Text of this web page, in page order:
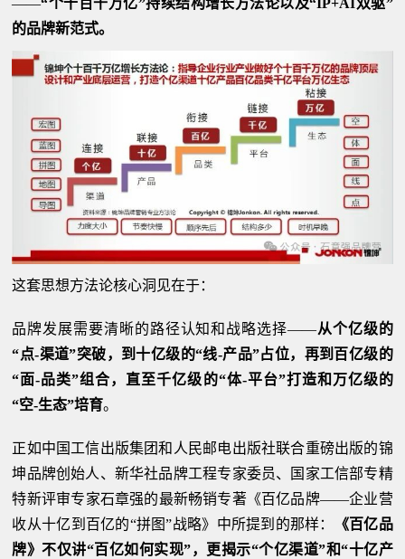
——“个十百千万亿”持续结构增长方法论以及“IP+AI双驱”
的品牌新范式。
这套思想方法论核心洞见在于：
品牌发展需要清晰的路径认知和战略选择——从个亿级的
“点-渠道”突破，到十亿级的“线-产品”占位，再到百亿级的
“面-品类”组合，直至千亿级的“体-平台”打造和万亿级的
“空-生态”培育。
正如中国工信出版集团和人民邮电出版社联合重磅出版的锦
坤品牌创始人、新华社品牌工程专家委员、国家工信部专精
特新评审专家石章强的最新畅销专著《百亿品牌——企业营
收从十亿到百亿的“拼图”战略》中所提到的那样：
《百亿品
牌》不仅讲“百亿如何实现”，更揭示“个亿渠道”和“十亿产